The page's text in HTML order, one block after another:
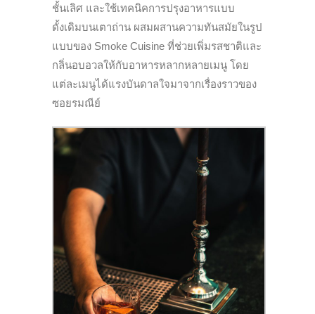
ชั้นเลิศ และใช้เทคนิคการปรุงอาหารแบบ
ดั้งเดิมบนเตาถ่าน ผสมผสานความทันสมัยในรูป
แบบของ Smoke Cuisine ที่ช่วยเพิ่มรสชาติและ
กลิ่นอบอวลให้กับอาหารหลากหลายเมนู โดย
แต่ละเมนูได้แรงบันดาลใจมาจากเรื่องราวของ
ซอยรมณีย์